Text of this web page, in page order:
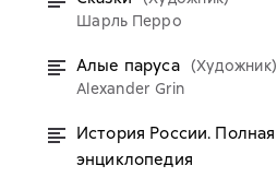
Шарль Перро
Алые паруса (Художник)
Alexander Grin
История России. Полная
энциклопедия